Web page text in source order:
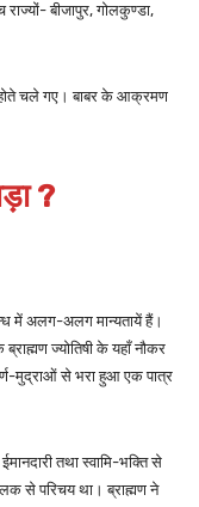
बीजापुर, गोलकुण्डा,
होते चले गए। बाबर के आक्रमण
?
में अलग-अलग मान्यतायें हैं।
ज्योतिषी के यहाँ नौकर
मुद्राओं से भरा हुआ एक पात्र
तथा स्वामि-भक्ति से
से परिचय था। ब्राह्मण ने